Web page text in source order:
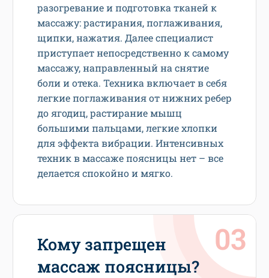
разогревание и подготовка тканей к
массажу: растирания, поглаживания,
щипки, нажатия. Далее специалист
приступает непосредственно к самому
массажу, направленный на снятие
боли и отека. Техника включает в себя
легкие поглаживания от нижних ребер
до ягодиц, растирание мышц
большими пальцами, легкие хлопки
для эффекта вибрации. Интенсивных
техник в массаже поясницы нет – все
делается спокойно и мягко.
Кому запрещен
массаж поясницы?